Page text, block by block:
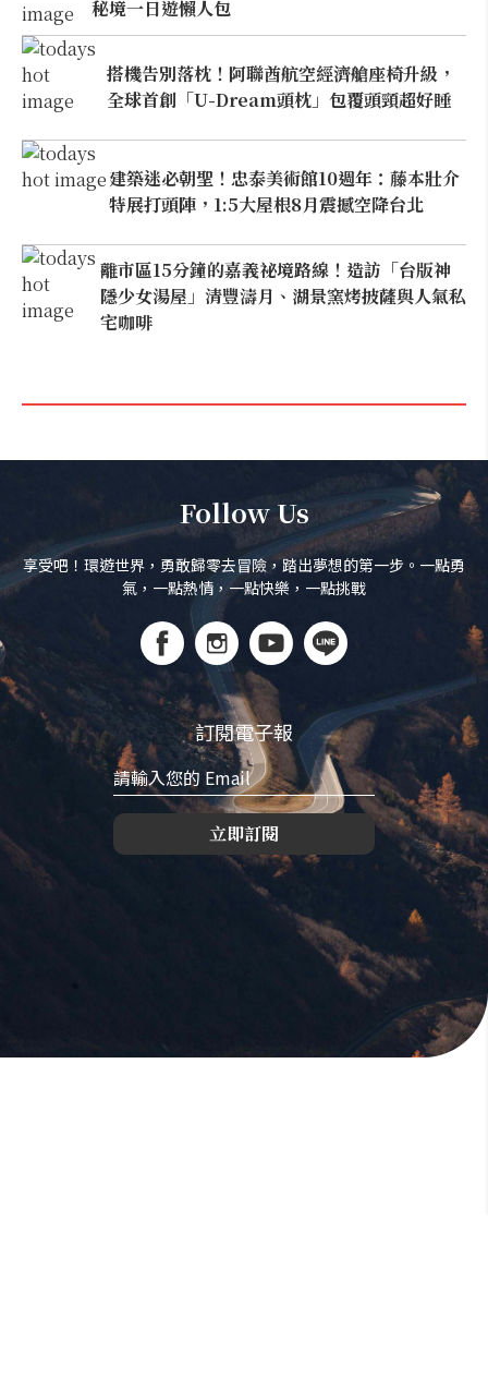
秘境一日遊懶人包
搭機告別落枕！阿聯酋航空經濟艙座椅升級，
全球首創「U-Dream頭枕」包覆頭頸超好睡
建築迷必朝聖！忠泰美術館10週年：藤本壯介
特展打頭陣，1:5大屋根8月震撼空降台北
離市區15分鐘的嘉義祕境路線！造訪「台版神
隱少女湯屋」清豐濤月、湖景窯烤披薩與人氣私
宅咖啡
Follow Us
享受吧！環遊世界，勇敢歸零去冒險，踏出夢想的第一步。一點勇
氣，一點熱情，一點快樂，一點挑戰
訂閱電子報
立即訂閱